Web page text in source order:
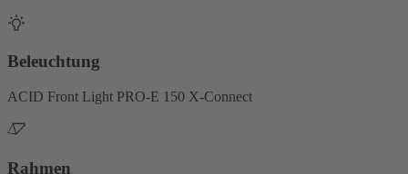
Beleuchtung
ACID Front Light PRO-E 150 X-Connect
Rahmen